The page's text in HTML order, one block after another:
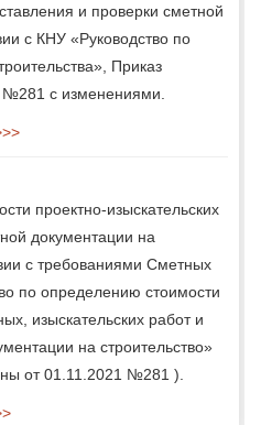
и проверки сметной
с КНУ «Руководство по
Приказ
с изменениями.
проектно-изыскательских
документации на
с требованиями Сметных
по определению стоимости
изыскательских работ и
на строительство»
от 01.11.2021 №281 ).